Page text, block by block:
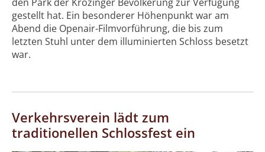
gestellt hat. Ein besonderer Höhenpunkt war am
Abend die Openair-Filmvorführung, die bis zum
letzten Stuhl unter dem illuminierten Schloss besetzt
war.
Verkehrsverein lädt zum
traditionellen Schlossfest ein